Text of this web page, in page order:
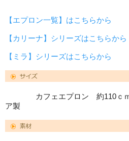
【エプロン一覧】はこちらから
【カリーナ】シリーズはこちらから
【ミラ】シリーズはこちらから
カフェエプロン 約110ｃｍ
ア製